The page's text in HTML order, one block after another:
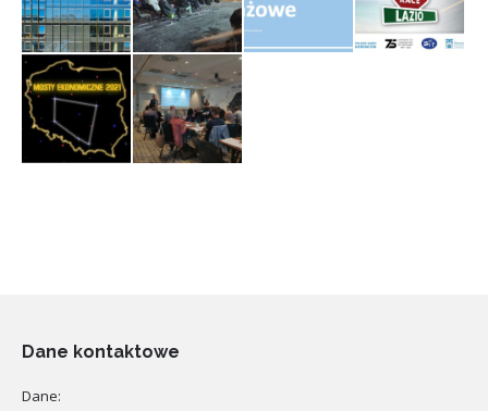
Dane kontaktowe
Dane: